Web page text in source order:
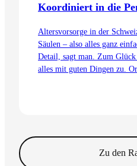
Koordiniert in die
Altersvorsorge in der
Säulen – also alles ganz
Detail, sagt man. Zum
alles mit guten Dingen zu.
Zu den